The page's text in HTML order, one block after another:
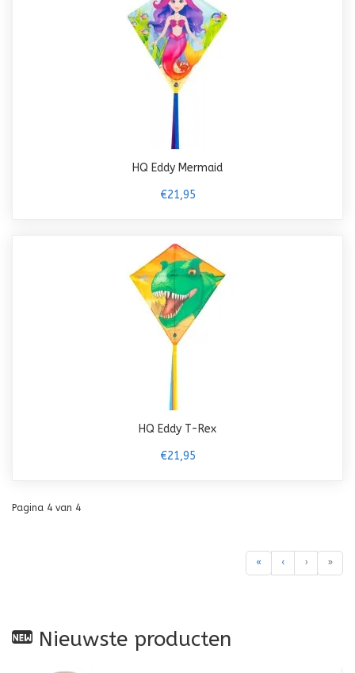
HQ Eddy Mermaid
€21,95
HQ Eddy T-Rex
€21,95
Pagina 4 van 4
« ‹ › »
Nieuwste producten